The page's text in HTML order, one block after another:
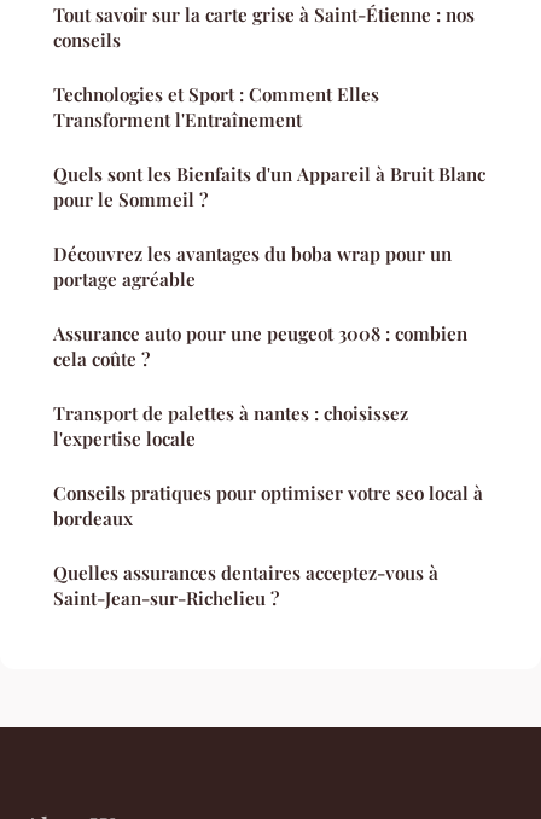
Tout savoir sur la carte grise à Saint-Étienne : nos
conseils
Technologies et Sport : Comment Elles
Transforment l'Entraînement
Quels sont les Bienfaits d'un Appareil à Bruit Blanc
pour le Sommeil ?
Découvrez les avantages du boba wrap pour un
portage agréable
Assurance auto pour une peugeot 3008 : combien
cela coûte ?
Transport de palettes à nantes : choisissez
l'expertise locale
Conseils pratiques pour optimiser votre seo local à
bordeaux
Quelles assurances dentaires acceptez-vous à
Saint-Jean-sur-Richelieu ?